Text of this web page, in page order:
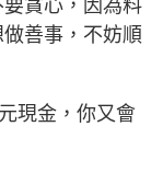
貪心，因為料
善事，不妨順
現金，你又會